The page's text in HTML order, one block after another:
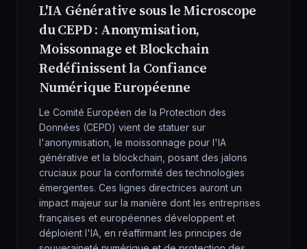
L'IA Générative sous le Microscope
du CEPD : Anonymisation,
Moissonnage et Blockchain
Redéfinissent la Confiance
Numérique Européenne
Le Comité Européen de la Protection des
Données (CEPD) vient de statuer sur
l'anonymisation, le moissonnage pour l'IA
générative et la blockchain, posant des jalons
cruciaux pour la conformité des technologies
émergentes. Ces lignes directrices auront un
impact majeur sur la manière dont les entreprises
françaises et européennes développent et
déploient l'IA, en réaffirmant les principes de